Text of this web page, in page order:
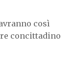
così
concittadino